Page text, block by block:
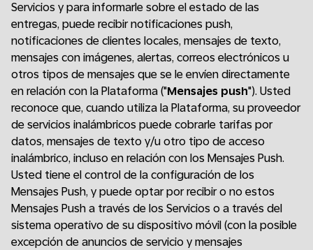
Servicios y para informarle sobre el estado de las
entregas, puede recibir notificaciones push,
notificaciones de clientes locales, mensajes de texto,
mensajes con imágenes, alertas, correos electrónicos u
otros tipos de mensajes que se le envíen directamente
en relación con la Plataforma ("Mensajes push"). Usted
reconoce que, cuando utiliza la Plataforma, su proveedor
de servicios inalámbricos puede cobrarle tarifas por
datos, mensajes de texto y/u otro tipo de acceso
inalámbrico, incluso en relación con los Mensajes Push.
Usted tiene el control de la configuración de los
Mensajes Push, y puede optar por recibir o no estos
Mensajes Push a través de los Servicios o a través del
sistema operativo de su dispositivo móvil (con la posible
excepción de anuncios de servicio y mensajes